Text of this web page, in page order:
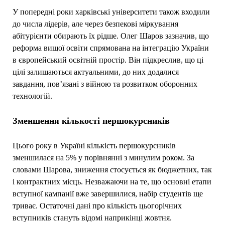
У попередні роки харківські університети також входили
до числа лідерів, але через безпекові міркування
абітурієнти обирають їх рідше. Олег Шаров зазначив, що
реформа вищої освіти спрямована на інтеграцію України
в європейський освітній простір. Він підкреслив, що ці
цілі залишаються актуальними, до них додалися
завдання, пов’язані з війною та розвитком оборонних
технологій.
Зменшення кількості першокурсників
Цього року в Україні кількість першокурсників
зменшилася на 5% у порівнянні з минулим роком. За
словами Шарова, зниження стосується як бюджетних, так
і контрактних місць. Незважаючи на те, що основні етапи
вступної кампанії вже завершилися, набір студентів ще
триває. Остаточні дані про кількість цьогорічних
вступників стануть відомі наприкінці жовтня.